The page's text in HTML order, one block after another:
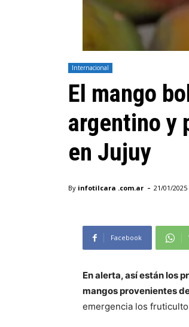
Internacional
El mango
argentino y
en Jujuy
By infotilcara .com.ar - 21/01/2025
Facebook
En alerta, así están los
mangos provenientes
emergencia los